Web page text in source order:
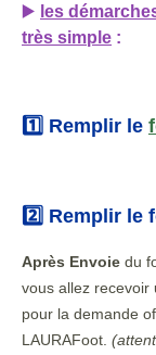
▶️ les
très simple :
1️⃣ Remplir le
2️⃣ Remplir le
Après Envoie du
vous allez recevoir
pour la demande
LAURAFoot.